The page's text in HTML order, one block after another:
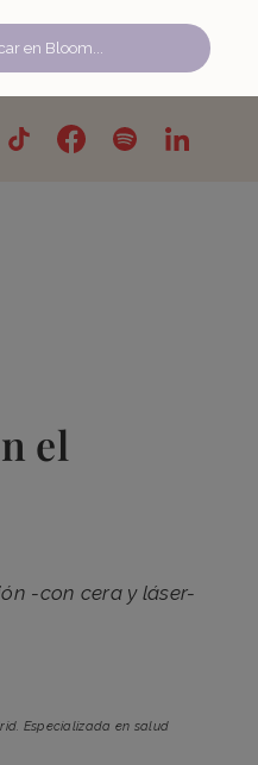
el
-con cera y láser-
Especializada en salud